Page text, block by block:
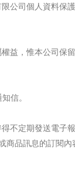
公司個人資料保
益，惟本公司保
信。
不定期發送電子
品訊息的訂閱內